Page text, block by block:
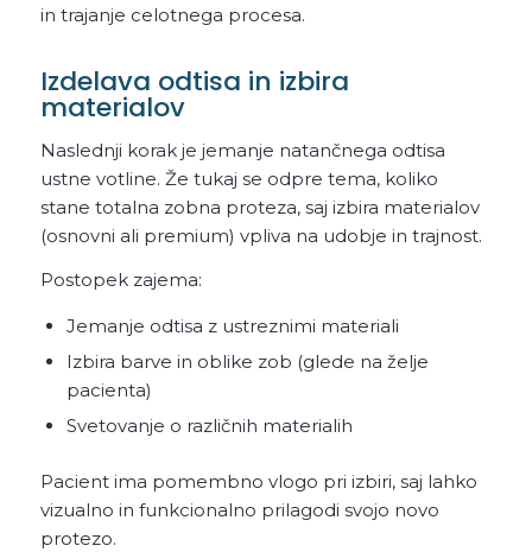
in trajanje celotnega procesa.
Izdelava odtisa in izbira
materialov
Naslednji korak je jemanje natančnega odtisa
ustne votline. Že tukaj se odpre tema, koliko
stane totalna zobna proteza, saj izbira materialov
(osnovni ali premium) vpliva na udobje in trajnost.
Postopek zajema:
Jemanje odtisa z ustreznimi materiali
Izbira barve in oblike zob (glede na želje
pacienta)
Svetovanje o različnih materialih
Pacient ima pomembno vlogo pri izbiri, saj lahko
vizualno in funkcionalno prilagodi svojo novo
protezo.